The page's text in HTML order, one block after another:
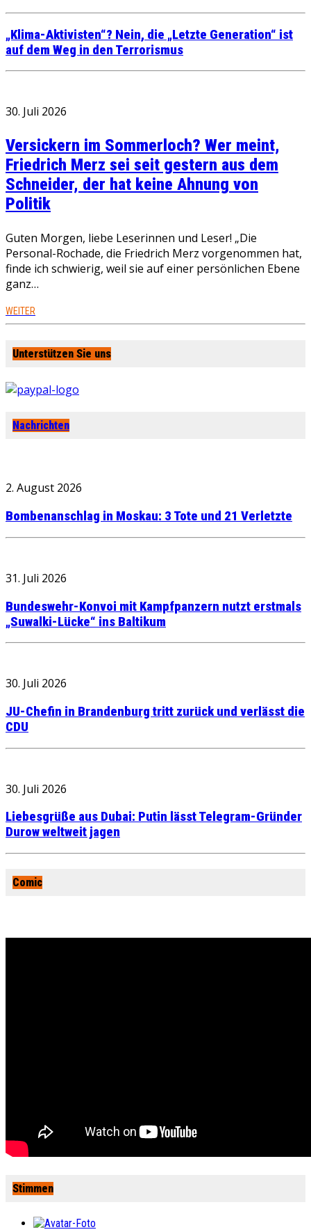
„Klima-Aktivisten“? Nein, die „Letzte Generation“ ist
auf dem Weg in den Terrorismus
30. Juli 2026
Versickern im Sommerloch? Wer meint,
Friedrich Merz sei seit gestern aus dem
Schneider, der hat keine Ahnung von
Politik
Guten Morgen, liebe Leserinnen und Leser! „Die
Personal-Rochade, die Friedrich Merz vorgenommen hat,
finde ich schwierig, weil sie auf einer persönlichen Ebene
ganz…
WEITER
Unterstützen Sie uns
Nachrichten
2. August 2026
Bombenanschlag in Moskau: 3 Tote und 21 Verletzte
31. Juli 2026
Bundeswehr-Konvoi mit Kampfpanzern nutzt erstmals
„Suwalki-Lücke“ ins Baltikum
30. Juli 2026
JU-Chefin in Brandenburg tritt zurück und verlässt die
CDU
30. Juli 2026
Liebesgrüße aus Dubai: Putin lässt Telegram-Gründer
Durow weltweit jagen
Comic
Stimmen